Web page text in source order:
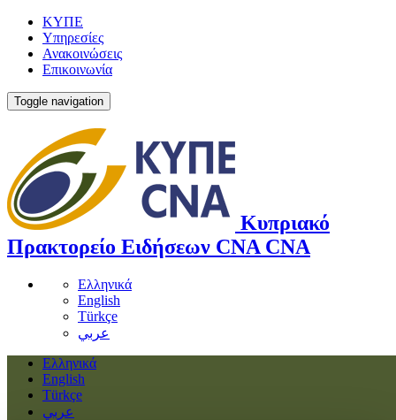
ΚΥΠΕ
Υπηρεσίες
Ανακοινώσεις
Επικοινωνία
Toggle navigation
Κυπριακό
Πρακτορείο Ειδήσεων CNA CNA
Ελληνικά
English
Türkçe
عربي
Ελληνικά
English
Türkçe
عربي